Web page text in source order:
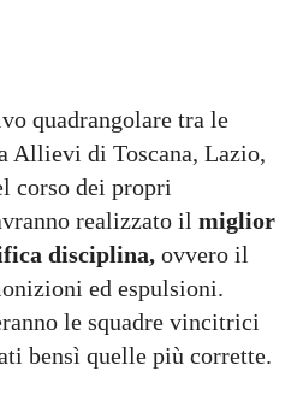
quadrangolare tra le
Allievi di Toscana, Lazio,
corso dei propri
realizzato il miglior
disciplina, ovvero il
ed espulsioni.
le squadre vincitrici
bensì quelle più corrette.